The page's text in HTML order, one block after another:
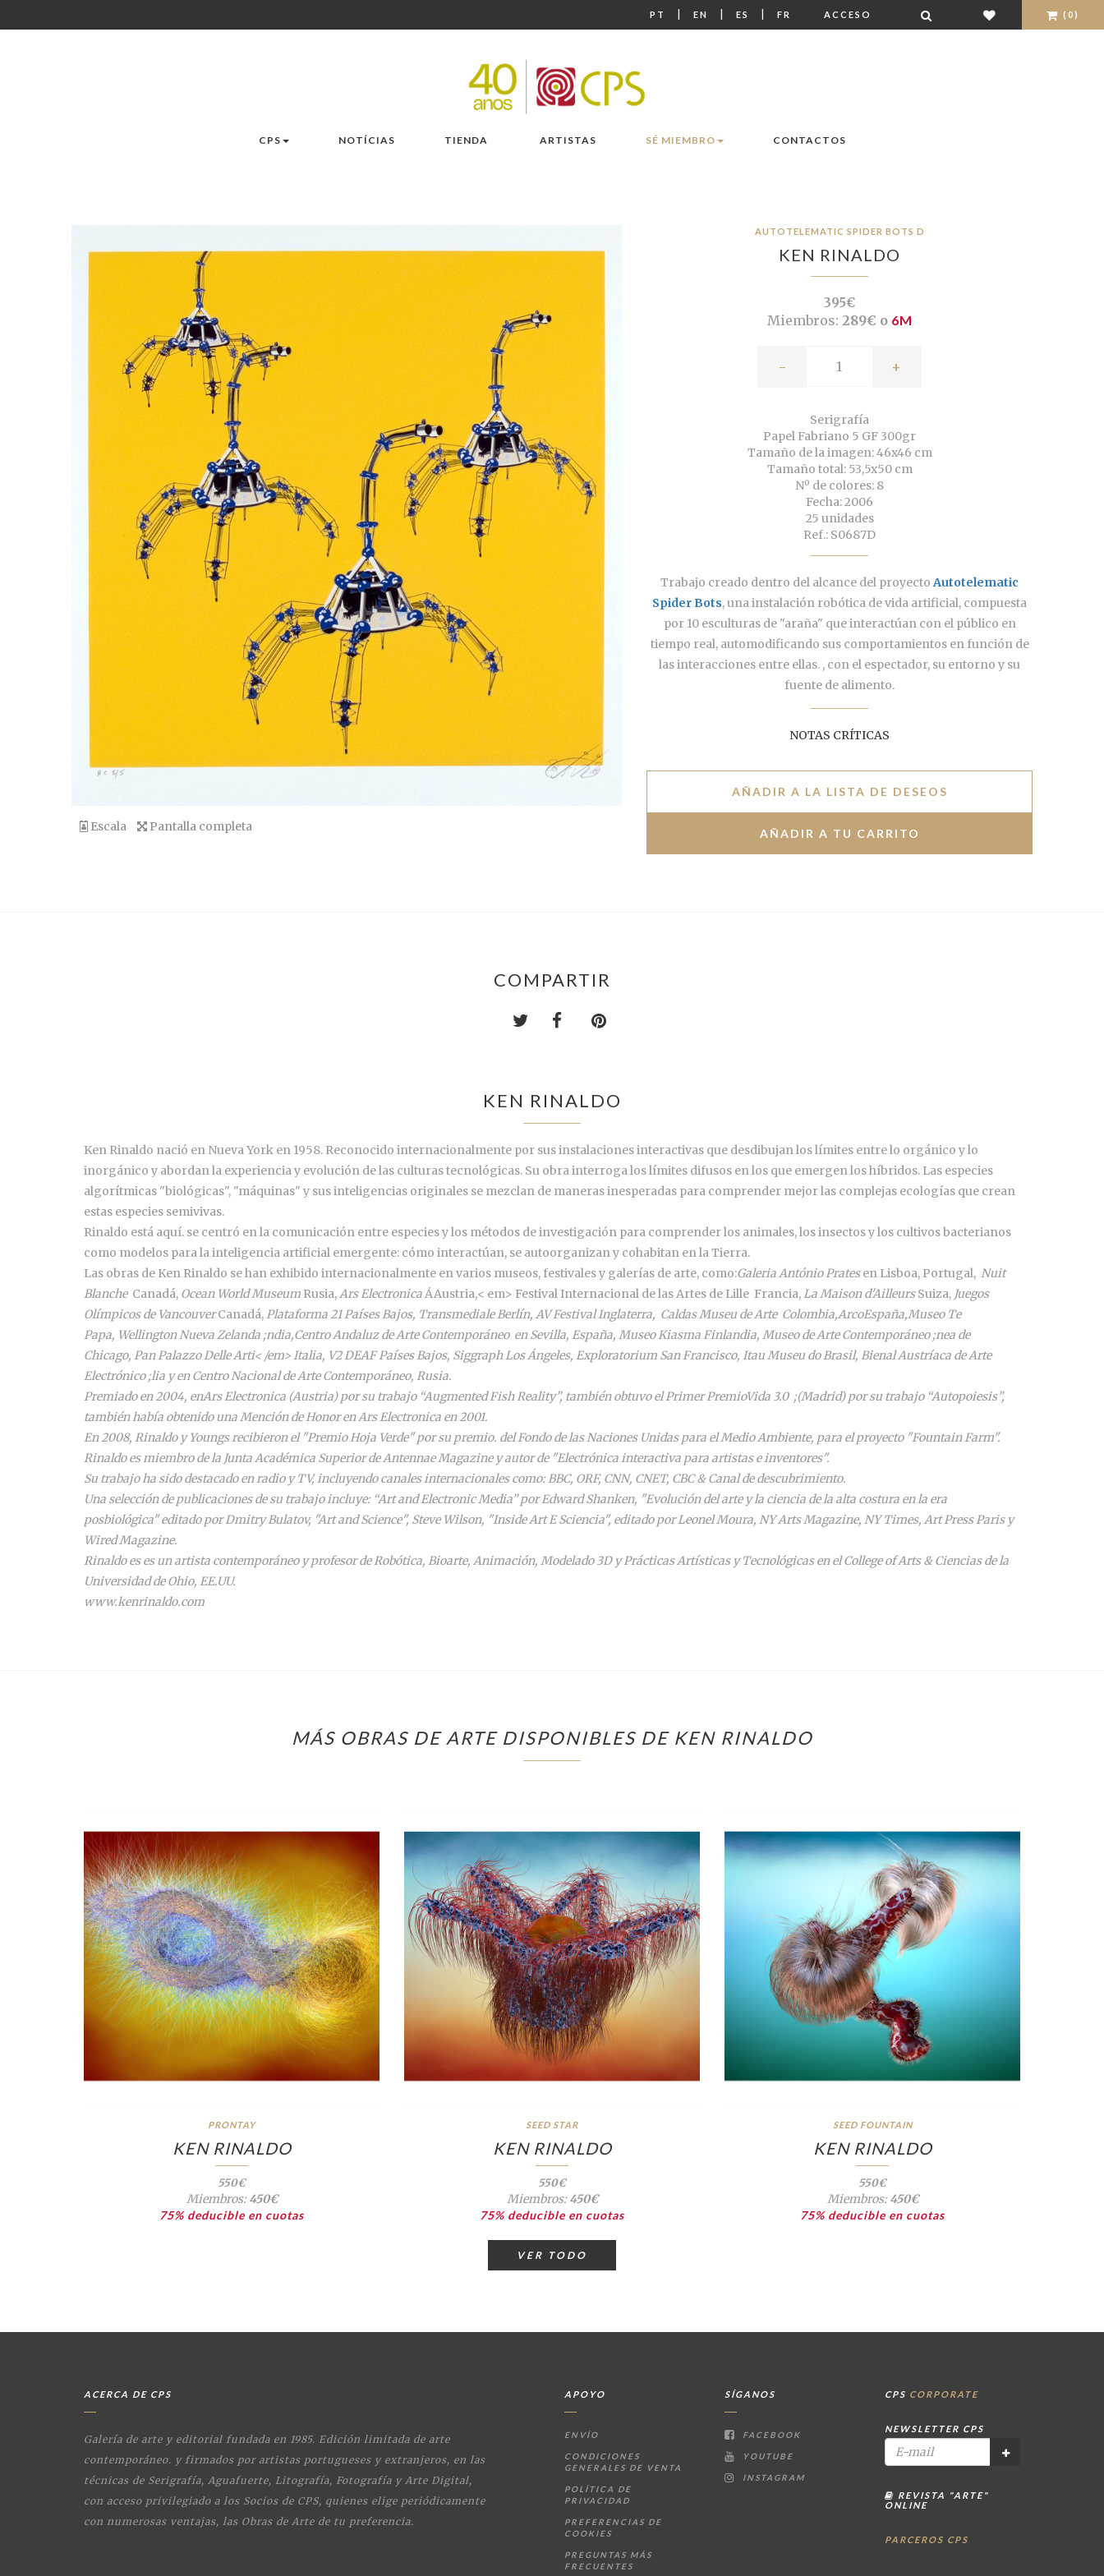
PT | EN | ES | FR ACCESO (0)
CPS NOTÍCIAS TIENDA ARTISTAS SÉ MIEMBRO CONTACTOS
Escala Pantalla completa
AUTOTELEMATIC SPIDER BOTS D
KEN RINALDO
395€
Miembros: 289€ o 6M
- +
Serigrafía
Papel Fabriano 5 GF 300gr
Tamaño de la imagen: 46x46 cm
Tamaño total: 53,5x50 cm
Nº de colores: 8
Fecha: 2006
25 unidades
Ref.: S0687D
Trabajo creado dentro del alcance del proyectoAutotelematic
Spider Bots, una instalación robótica de vida artificial, compuesta
por 10 esculturas de "araña" que interactúan con el público en
tiempo real, automodificando sus comportamientos en función de
las interacciones entre ellas. , con el espectador, su entorno y su
fuente de alimento.
NOTAS CRÍTICAS
AÑADIR A LA LISTA DE DESEOS
COMPARTIR
KEN RINALDO
Ken Rinaldo nació en Nueva York en 1958. Reconocido internacionalmente por sus instalaciones interactivas que desdibujan los límites entre lo orgánico y lo
inorgánico y abordan la experiencia y evolución de las culturas tecnológicas. Su obra interroga los límites difusos en los que emergen los híbridos. Las especies
algorítmicas "biológicas", "máquinas" y sus inteligencias originales se mezclan de maneras inesperadas para comprender mejor las complejas ecologías que crean
estas especies semivivas.
Rinaldo está aquí. se centró en la comunicación entre especies y los métodos de investigación para comprender los animales, los insectos y los cultivos bacterianos
como modelos para la inteligencia artificial emergente: cómo interactúan, se autoorganizan y cohabitan en la Tierra.
Las obras de Ken Rinaldo se han exhibido internacionalmente en varios museos, festivales y galerías de arte, como:Galeria António Pratesen Lisboa, Portugal, Nuit
Blanche Canadá, Ocean World Museum Rusia, Ars Electronica ÁAustria,< em> Festival Internacional de las Artes de Lille Francia, La Maison d'AilleursSuiza, Juegos
Olímpicos de VancouverCanadá, Plataforma 21Países Bajos, TransmedialeBerlín, AV FestivalInglaterra, Caldas Museu de ArteColombia,ArcoEspaña,Museo Te
Papa, Wellington Nueva Zelanda ;ndia,Centro Andaluz de Arte Contemporáneoen Sevilla, España, Museo Kiasma Finlandia, Museo de Arte Contemporáneo ;nea de
Chicago, Pan Palazzo Delle Arti< /em> Italia, V2 DEAFPaíses Bajos, SiggraphLos Ángeles, Exploratorium San Francisco, Itau Museu do Brasil, Bienal Austríaca de Arte
Electrónico ;lia y enCentro Nacional de Arte Contemporáneo, Rusia.
Premiado en 2004, enArs Electronica (Austria) por su trabajo “Augmented Fish Reality”, también obtuvo el Primer PremioVida 3.0;(Madrid) por su trabajo “Autopoiesis”,
también había obtenido una Mención de Honor enArs Electronica en 2001.
En 2008, Rinaldo y Youngs recibieron el "Premio Hoja Verde" por su premio. del Fondo de las Naciones Unidas para el Medio Ambiente, para el proyecto "Fountain Farm".
Rinaldo es miembro de la Junta Académica Superior deAntennae Magaziney autor de "Electrónica interactiva para artistas e inventores".
Su trabajo ha sido destacado en radio y TV, incluyendo canales internacionales como: BBC, ORF, CNN, CNET, CBC & Canal de descubrimiento.
Una selección de publicaciones de su trabajo incluye: “Art and Electronic Media” por Edward Shanken, "Evolución del arte y la ciencia de la alta costura en la era
posbiológica" editado por Dmitry Bulatov, "Art and Science", Steve Wilson, "Inside Art E Sciencia", editado por Leonel Moura, NY Arts Magazine, NY Times, Art Press Paris y
Wired Magazine.
Rinaldo es es un artista contemporáneo y profesor de Robótica, Bioarte, Animación, Modelado 3D y Prácticas Artísticas y Tecnológicas en el College of Arts & Cienciasde la
Universidad de Ohio, EE.UU.
www.kenrinaldo.com
MÁS OBRAS DE ARTE DISPONIBLES DE KEN RINALDO
PRONTAY
KEN RINALDO
550€
Miembros:450€
75% deducible en cuotas
SEED STAR
KEN RINALDO
550€
Miembros:450€
75% deducible en cuotas
SEED FOUNTAIN
KEN RINALDO
550€
Miembros:450€
75% deducible en cuotas
VER TODO
ACERCA DE CPS
Galería de arte y editorial fundada en 1985. Edición limitada de arte
contemporáneo. y firmados por artistas portugueses y extranjeros, en las
técnicas de Serigrafía, Aguafuerte, Litografía, Fotografía y Arte Digital,
con acceso privilegiado a los Socios de CPS, quienes elige periódicamente
con numerosas ventajas, las Obras de Arte de tu preferencia.
APOYO
ENVÍO
CONDICIONES
GENERALES DE VENTA
POLÍTICA DE
PRIVACIDAD
PREFERENCIAS DE
COOKIES
PREGUNTAS MÁS
FRECUENTES
SÍGANOS
FACEBOOK
YOUTUBE
INSTAGRAM
CPS CORPORATE
NEWSLETTER CPS
REVISTA "ARTE"
ONLINE
PARCEROS CPS